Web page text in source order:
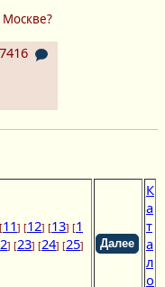
Москве?
11] [12] [13] [1
] [23] [24] [25]
К
а
т
а
л
о